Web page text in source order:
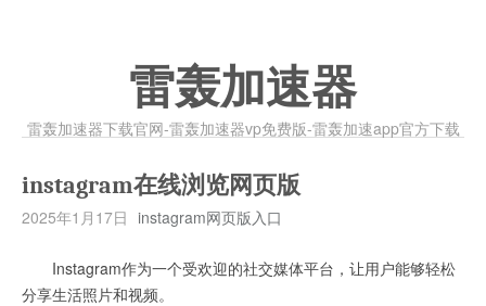
雷轰加速器
雷轰加速器下载官网-雷轰加速器vp免费版-雷轰加速app官方下载
instagram在线浏览网页版
2025年1月17日 instagram网页版入口
Instagram作为一个受欢迎的社交媒体平台，让用户能够轻松
分享生活照片和视频。